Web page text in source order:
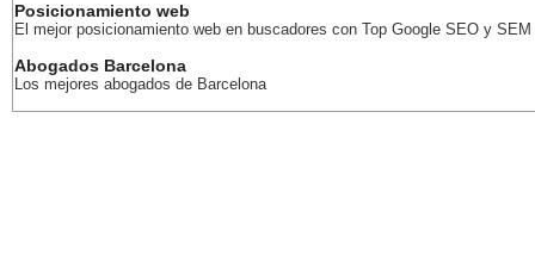
Posicionamiento web
El mejor posicionamiento web en buscadores con Top Google SEO y SEM
Abogados Barcelona
Los mejores abogados de Barcelona